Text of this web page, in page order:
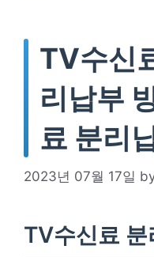
TV수신
리납부
료 분리
2023년 07월 17일
TV수신료